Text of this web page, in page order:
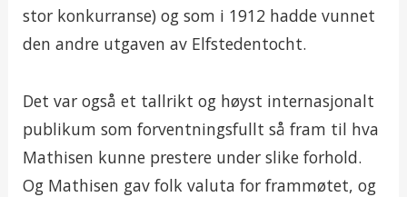
stor konkurranse) og som i 1912 hadde vunnet
den andre utgaven av Elfstedentocht.
Det var også et tallrikt og høyst internasjonalt
publikum som forventningsfullt så fram til hva
Mathisen kunne prestere under slike forhold.
Og Mathisen gav folk valuta for frammøtet, og